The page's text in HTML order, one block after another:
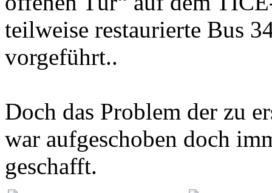
teilweise restaurierte Bus
vorgeführt..
Doch das Problem der zu
war aufgeschoben doch
geschafft.